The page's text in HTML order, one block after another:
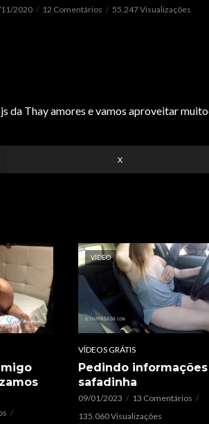
2020 12 Comentários 55.247 Visualizações
da Thay amores e vamos aproveitar
X
VÍDEO
VÍDEOS GRÁTIS
Pedindo
safadinha
09/01/2023
13 Comentários
135.060 Visualizações